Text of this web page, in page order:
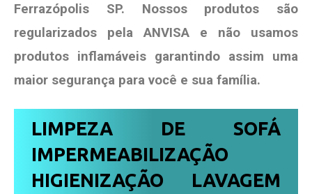
Ferrazópolis SP. Nossos produtos são
regularizados pela ANVISA e não usamos
produtos inflamáveis garantindo assim uma
maior segurança para você e sua família.
LIMPEZA DE SOFÁ
IMPERMEABILIZAÇÃO
HIGIENIZAÇÃO LAVAGEM